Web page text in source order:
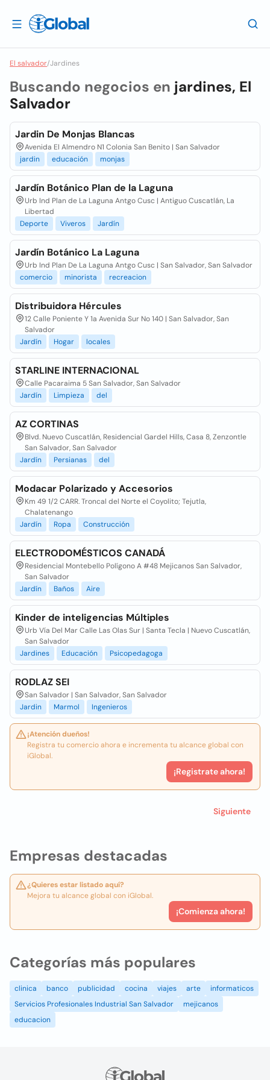
El salvador/Jardines
Empresas destacadas
¿Quieres estar listado aquí?
Mejora tu alcance global con iGlobal.
¡Comienza ahora!
Buscando negocios en jardines, El
Salvador
Jardin De Monjas Blancas
Avenida El Almendro N1 Colonia San Benito | San Salvador
jardin
educación monjas
Jardín Botánico Plan de la Laguna
Urb Ind Plan de La Laguna Antgo Cusc | Antiguo Cuscatlán, La
Libertad
Deporte
Viveros Jardín
Jardín Botánico La Laguna
Urb Ind Plan De La Laguna Antgo Cusc | San Salvador, San Salvador
comercio
minorista recreacion
Distribuidora Hércules
12 Calle Poniente Y 1a Avenida Sur No 140 | San Salvador, San
Salvador
Jardín
Hogar locales
STARLINE INTERNACIONAL
Calle Pacaraima 5 San Salvador, San Salvador
Jardín
Limpieza del
AZ CORTINAS
Blvd. Nuevo Cuscatlán, Residencial Gardel Hills, Casa 8, Zenzontle
San Salvador, San Salvador
Jardín
Persianas del
Modacar Polarizado y Accesorios
Km 49 1/2 CARR. Troncal del Norte el Coyolito; Tejutla,
Chalatenango
Jardín
Ropa Construcción
ELECTRODOMÉSTICOS CANADÁ
Residencial Montebello Polígono A #48 Mejicanos San Salvador,
San Salvador
Jardín
Baños Aire
Kinder de inteligencias Múltiples
Urb Vía Del Mar Calle Las Olas Sur | Santa Tecla | Nuevo Cuscatlán,
San Salvador
Jardines
Educación Psicopedagoga
RODLAZ SEI
San Salvador | San Salvador, San Salvador
Jardin
Marmol Ingenieros
¡Atención dueños!
Registra tu comercio ahora e incrementa tu alcance global con
iGlobal.
¡Registrate ahora!
Siguiente
Categorías más populares
clinica banco publicidad cocina viajes arte
informaticos
Servicios Profesionales Industrial San Salvador
mejicanos
educacion